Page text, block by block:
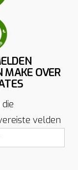
MAKE OVER
velden